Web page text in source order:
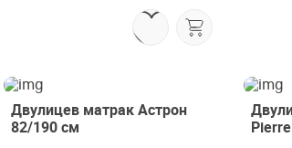
Абонирай се сега
Двулицев матрак Астрон
82/190 см